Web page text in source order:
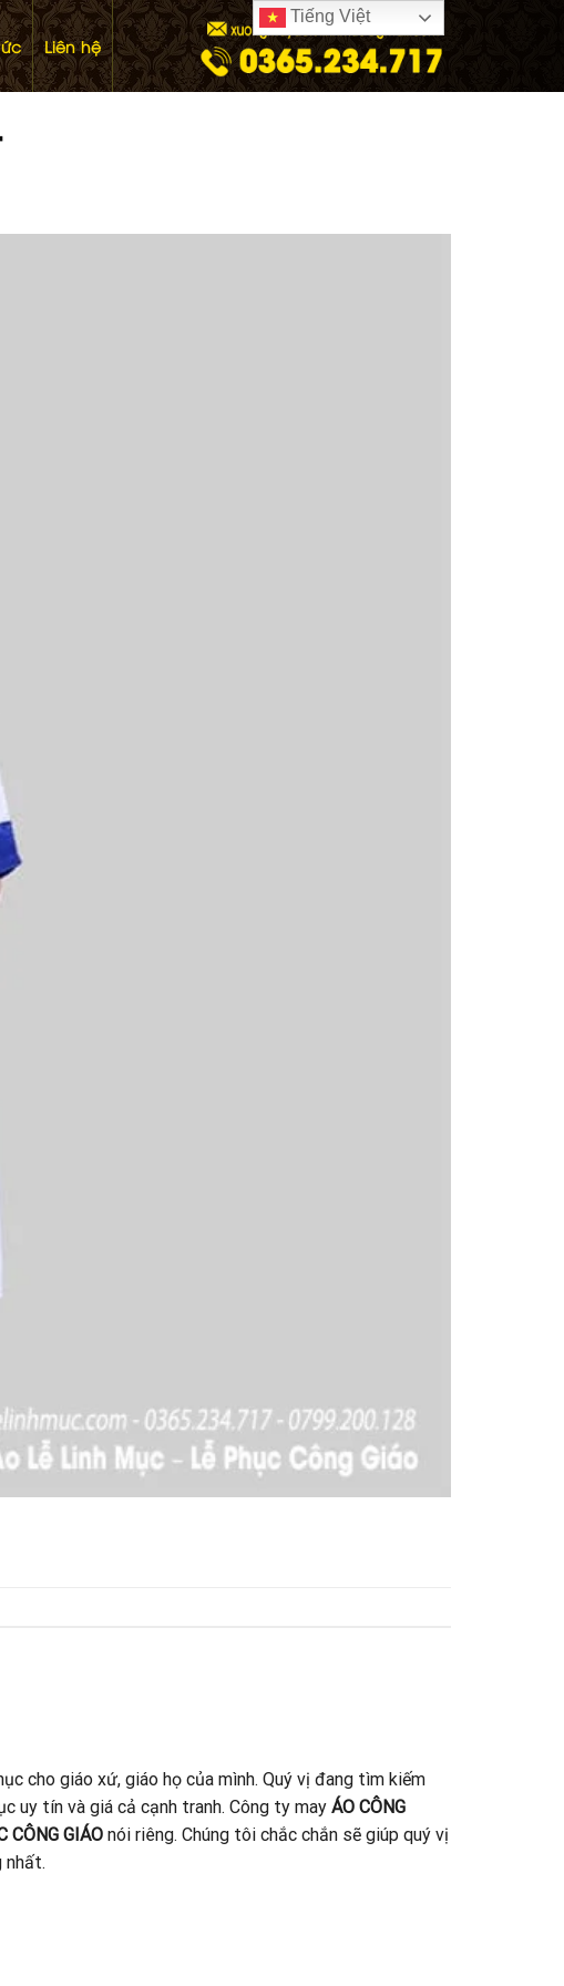
Liên hệ
cho giáo xứ, giáo họ của mình. Quý vị đang tìm kiếm
uy tín và giá cả cạnh tranh. Công ty may ÁO CÔNG
CÔNG GIÁO nói riêng. Chúng tôi chắc chắn sẽ giúp quý vị
nhất.
Tiếng Việt